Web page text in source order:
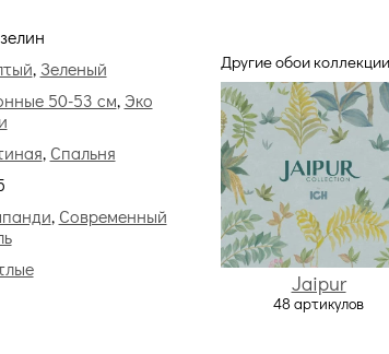
, Зеленый
50-53 см, Эко
, Спальня
, Современный
Другие обои
Jaipur
48 артикулов